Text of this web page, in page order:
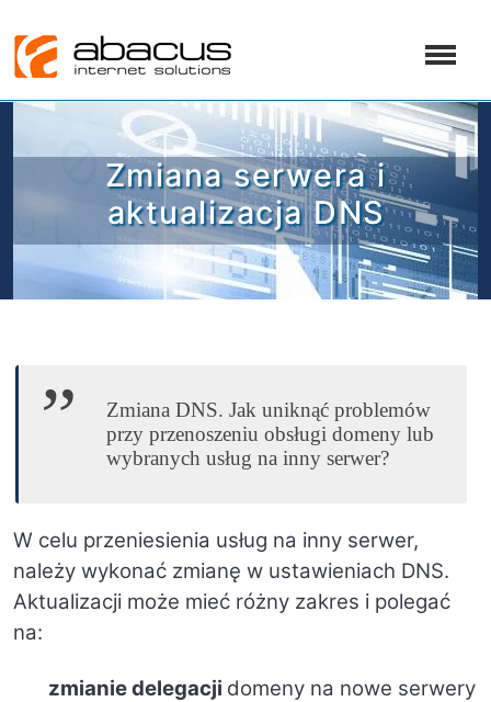
Zmiana serwera i
aktualizacja DNS
Zmiana DNS. Jak uniknąć problemów
przy przenoszeniu obsługi domeny lub
wybranych usług na inny serwer?
W celu przeniesienia usług na inny serwer,
należy wykonać zmianę w ustawieniach DNS.
Aktualizacji może mieć różny zakres i polegać
na:
zmianie delegacji domeny na nowe serwery